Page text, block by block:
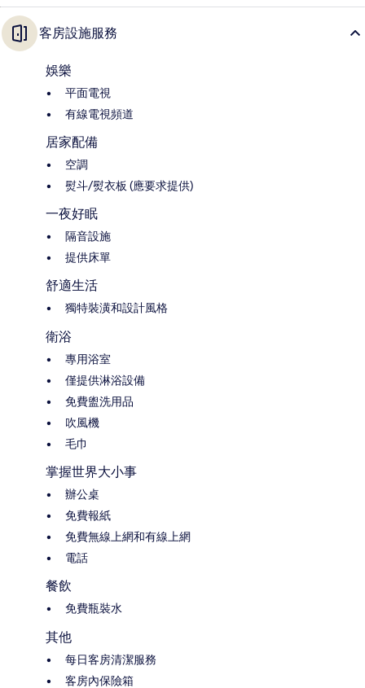
客房設施服務
娛樂
平面電視
有線電視頻道
居家配備
空調
熨斗/熨衣板 (應要求提供)
一夜好眠
隔音設施
提供床單
舒適生活
獨特裝潢和設計風格
衛浴
專用浴室
僅提供淋浴設備
免費盥洗用品
吹風機
毛巾
掌握世界大小事
辦公桌
免費報紙
免費無線上網和有線上網
電話
餐飲
免費瓶裝水
其他
每日客房清潔服務
客房內保險箱